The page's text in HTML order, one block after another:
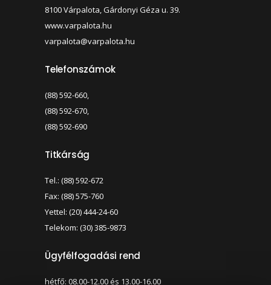
8100 Várpalota, Gárdonyi Géza u. 39.
www.varpalota.hu
varpalota@varpalota.hu
Telefonszámok
(88) 592-660,
(88) 592-670,
(88) 592-690
Titkárság
Tel.: (88) 592-672
Fax: (88) 575-760
Yettel: (20) 444-24-60
Telekom: (30) 385-9873
Ügyfélfogadási rend
hétfő: 08.00-12.00 és 13.00-16.00